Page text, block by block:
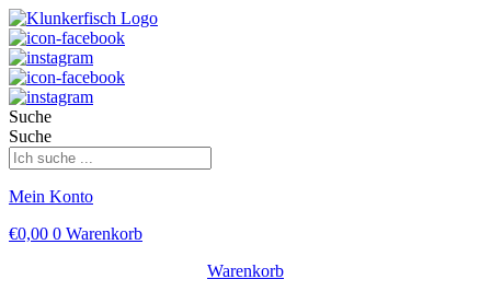
Suche
Suche
Mein Konto
€0,00 0 Warenkorb
Warenkorb